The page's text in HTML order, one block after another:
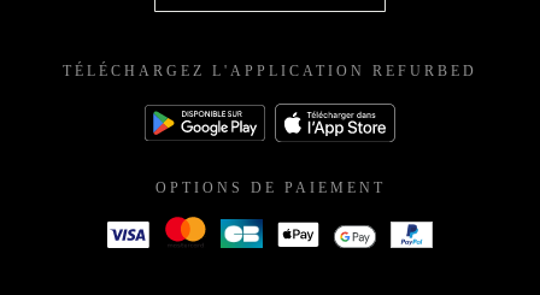
TÉLÉCHARGEZ L'APPLICATION REFURBED
OPTIONS DE PAIEMENT